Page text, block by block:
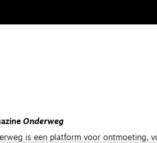
Onderweg
is een platform voor ontmoeting,